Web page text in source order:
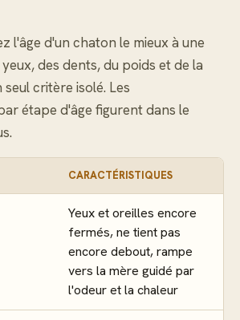
l'âge d'un chaton le mieux à une
des dents, du poids et de la
critère isolé. Les
étape d'âge figurent dans le
CARACTÉRISTIQUES
Yeux et oreilles encore
fermés, ne tient pas
encore debout, rampe
vers la mère guidé par
l'odeur et la chaleur